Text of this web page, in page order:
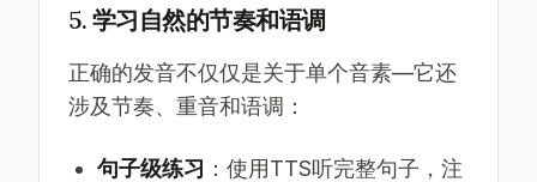
5. 学习自然的节奏和语调
正确的发音不仅仅是关于单个音素—它还
涉及节奏、重音和语调：
句子级练习 ：使用TTS听完整句子，注